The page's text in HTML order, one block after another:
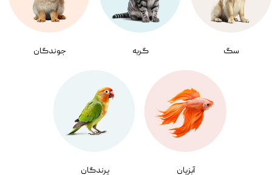
سگ گربه جوندگان
آبزیان پرندگان